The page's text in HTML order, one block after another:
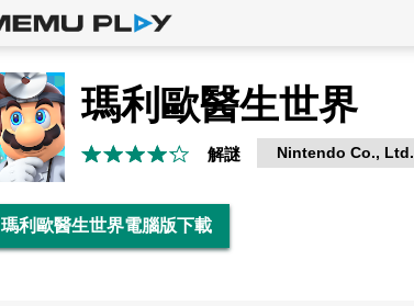
瑪利歐醫生世界
解謎 Nintendo Co., Ltd.
瑪利歐醫生世界電腦版下載